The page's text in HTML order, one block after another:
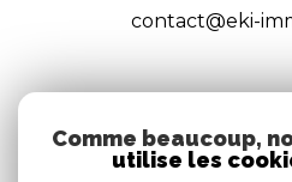
contact@eki-
Nous
Comme beaucoup,
utilise les